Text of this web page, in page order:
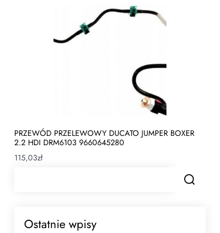
PRZEWÓD PRZELEWOWY DUCATO JUMPER BOXER
2.2 HDI DRM6103 9660645280
115,03zł
Ostatnie wpisy